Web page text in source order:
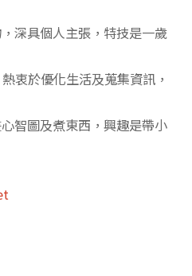
深具個人主張，特技是一歲
衷於優化生活及蒐集資訊，
智圖及煮東西，興趣是帶小